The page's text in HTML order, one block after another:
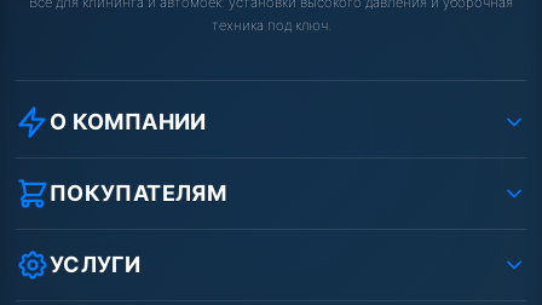
техника под ключ.
О КОМПАНИИ
О компании
Реквизиты ООО «Шоп АВД»
Защита данных клиента
Условия соглашения
Вакансии
ПОКУПАТЕЛЯМ
Как заказать?
Оплата
Доставка
УСЛУГИ
Ремонт АВД